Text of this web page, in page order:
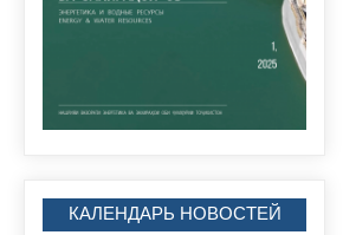
КАЛЕНДАРЬ НОВОСТЕЙ